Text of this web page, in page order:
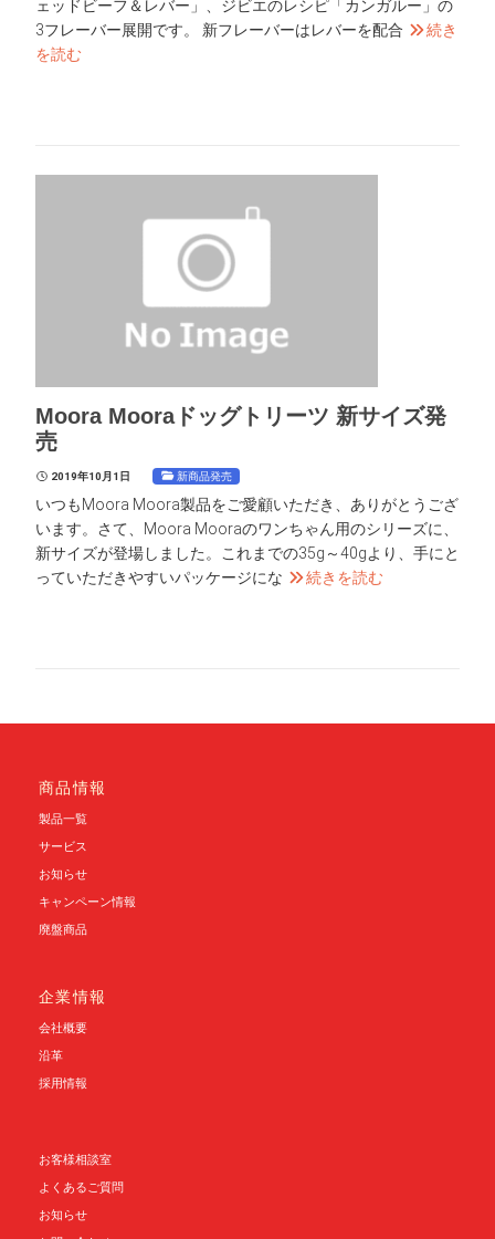
ェッドビーフ＆レバー」、ジビエのレシピ「カンガルー」の
3フレーバー展開です。 新フレーバーはレバーを配合
続き
を読む
Moora Mooraドッグトリーツ 新サイズ発
売
2019年10月1日 新商品発売
いつもMoora Moora製品をご愛顧いただき、ありがとうござ
います。さて、Moora Mooraのワンちゃん用のシリーズに、
新サイズが登場しました。これまでの35g～40gより、手にと
っていただきやすいパッケージにな
続きを読む
商品情報
製品一覧
サービス
お知らせ
キャンペーン情報
廃盤商品
企業情報
会社概要
沿革
採用情報
お客様相談室
よくあるご質問
お知らせ